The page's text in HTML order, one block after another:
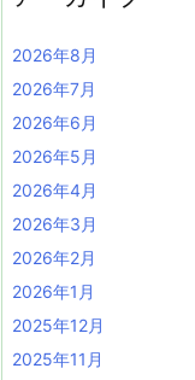
2026年8月
2026年7月
2026年6月
2026年5月
2026年4月
2026年3月
2026年2月
2026年1月
2025年12月
2025年11月